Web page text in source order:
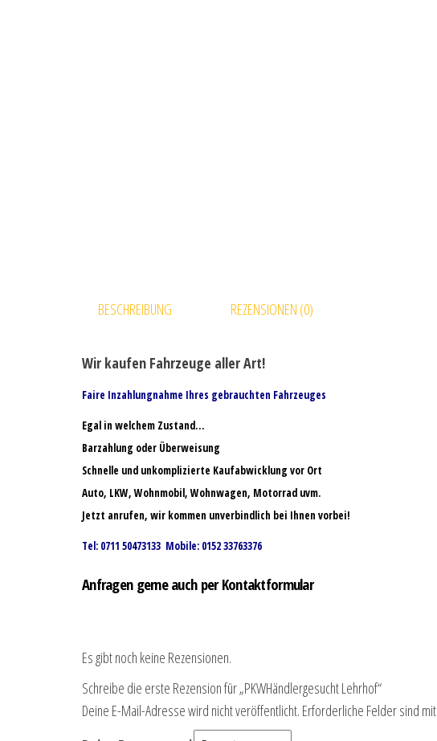
BESCHREIBUNG REZENSIONEN (0)
Wir kaufen Fahrzeuge aller Art!
Faire Inzahlungnahme Ihres gebrauchten Fahrzeuges
Egal in welchem Zustand…
Barzahlung oder Überweisung
Schnelle und unkomplizierte Kaufabwicklung vor Ort
Auto, LKW, Wohnmobil, Wohnwagen, Motorrad uvm.
Jetzt anrufen, wir kommen unverbindlich bei Ihnen vorbei!
Tel: 0711 50473133 Mobile: 0152 33763376
Anfragen gerne auch per Kontaktformular
Es gibt noch keine Rezensionen.
Schreibe die erste Rezension für „PKWHändlergesucht Lehrhof“
Deine E-Mail-Adresse wird nicht veröffentlicht. Erforderliche Felder sind mit